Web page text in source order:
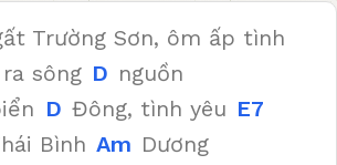
Trường Sơn, ôm ấp tình
sông D nguồn
D Đông, tình yêu E7
Bình Am Dương